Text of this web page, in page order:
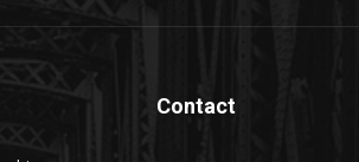
Contact